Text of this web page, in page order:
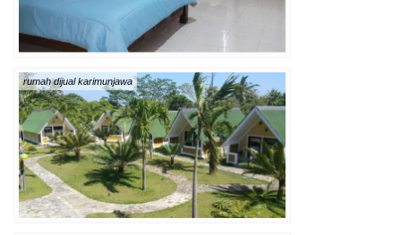
rumah dijual karimunjawa